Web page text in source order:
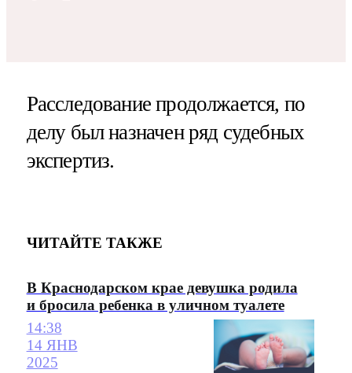
Расследование продолжается, по
делу был назначен ряд судебных
экспертиз.
ЧИТАЙТЕ ТАКЖЕ
В Краснодарском крае девушка родила
и бросила ребенка в уличном туалете
14:38
14 ЯНВ
2025